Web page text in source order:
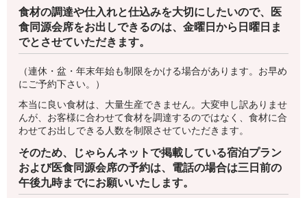
食材の調達や仕入れと仕込みを大切にしたいので、医
食同源会席をお出しできるのは、金曜日から日曜日ま
でとさせていただきます。
（連休・盆・年末年始も制限をかける場合があります。お早め
にご予約下さい。）
本当に良い食材は、大量生産できません。大変申し訳ありませ
んが、お客様に合わせて食材を調達するのではなく、食材に合
わせてお出しできる人数を制限させていただきます。
そのため、じゃらんネットで掲載している宿泊プラン
および医食同源会席の予約は、電話の場合は三日前の
午後九時までにお願いいたします。